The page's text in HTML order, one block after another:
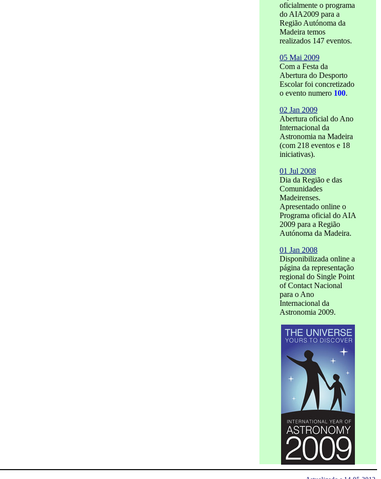
oficialmente o programa
do AIA2009 para a
Região Autónoma da
Madeira temos
realizados 147 eventos.
05 Mai 2009
Com a Festa da
Abertura do Desporto
Escolar foi concretizado
o evento numero 100.
02 Jan 2009
Abertura oficial do Ano
Internacional da
Astronomia na Madeira
(com 218 eventos e 18
iniciativas).
01 Jul 2008
Dia da Região e das
Comunidades
Madeirenses.
Apresentado online o
Programa oficial do AIA
2009 para a Região
Autónoma da Madeira.
01 Jan 2008
Disponibilizada online a
página da representação
regional do Single Point
of Contact Nacional
para o Ano
Internacional da
Astronomia 2009.